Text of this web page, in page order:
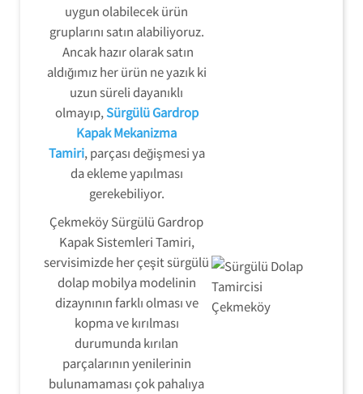
uygun olabilecek ürün
gruplarını satın alabiliyoruz.
Ancak hazır olarak satın
aldığımız her ürün ne yazık ki
uzun süreli dayanıklı
olmayıp,Sürgülü Gardrop
Kapak Mekanizma
Tamiri, parçası değişmesi ya
da ekleme yapılması
gerekebiliyor.
Çekmeköy Sürgülü Gardrop
Kapak Sistemleri Tamiri,
servisimizde her çeşit sürgülü
dolap mobilya modelinin
dizaynının farklı olması ve
kopma ve kırılması
durumunda kırılan
parçalarının yenilerinin
bulunamaması çok pahalıya